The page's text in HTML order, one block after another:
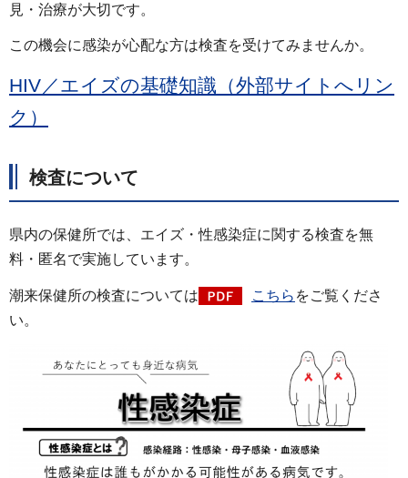
見・治療が大切です。
この機会に感染が心配な方は検査を受けてみませんか。
HIV／エイズの基礎知識（外部サイトへリン
ク）
検査について
県内の保健所では、エイズ・性感染症に関する検査を無
料・匿名で実施しています。
潮来保健所の検査については こちら をご覧くださ
い。